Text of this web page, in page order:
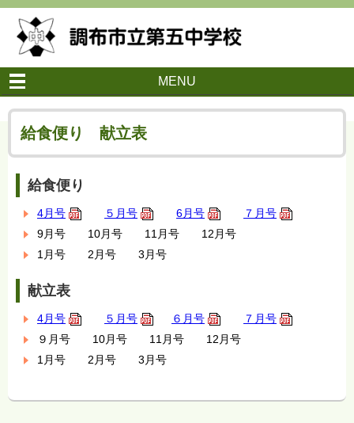
MENU
給食便り 献立表
給食便り
4月号 ５月号 6月号
７月号
9月号 10月号 11月号 12月号
1月号 2月号 3月号
献立表
4月号 ５月号 ６月号
７月号
９月号 10月号 11月号 12月号
1月号 2月号 3月号